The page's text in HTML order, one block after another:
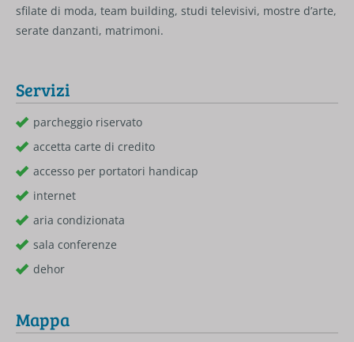
sfilate di moda, team building, studi televisivi, mostre d’arte,
serate danzanti, matrimoni.
Servizi
parcheggio riservato
accetta carte di credito
accesso per portatori handicap
internet
aria condizionata
sala conferenze
dehor
Mappa